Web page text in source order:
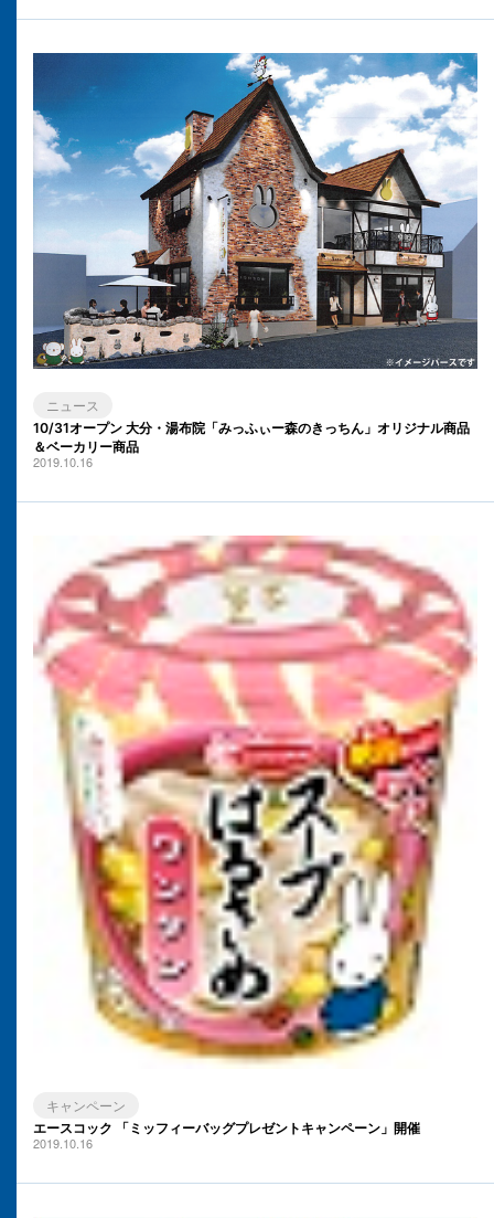
ニュース
10/31オープン 大分・湯布院「みっふぃー森のきっちん」オリジナル商品
＆ベーカリー商品
2019.10.16
キャンペーン
エースコック 「ミッフィーバッグプレゼントキャンペーン」開催
2019.10.16